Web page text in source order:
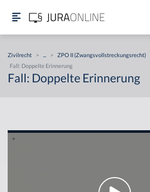
Zivilrecht > > ZPO II (Zwangsvollstreckungsrecht)
Fall: Doppelte Erinnerung
Fall: Doppelte Erinnerung